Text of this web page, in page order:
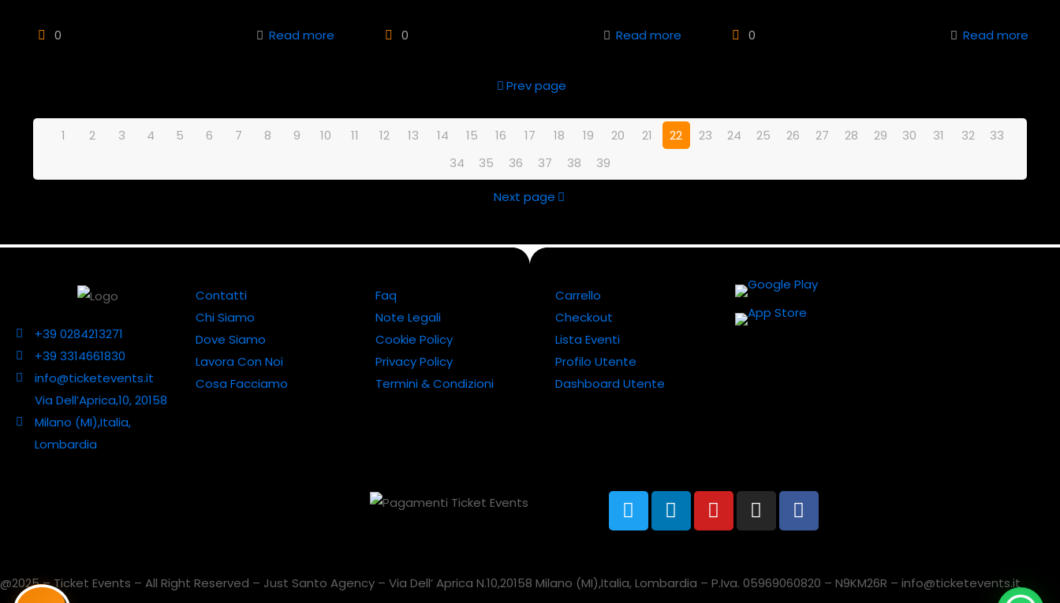
0 Read more 0 Read more 0 Read more
Prev page
1 2 3 4 5 6 7 8 9 10 11 12 13 14 15 16 17 18 19 20 21 22 23 24 25 26 27 28 29 30 31 32
33
34
35 36 37 38 39
Next page
+39 0284213271
+39 3314661830
info@ticketevents.it
Via Dell’Aprica,10, 20158
Milano (MI),Italia,
Lombardia
Contatti
Chi Siamo
Dove Siamo
Lavora Con Noi
Cosa Facciamo
Faq
Note Legali
Cookie Policy
Privacy Policy
Termini & Condizioni
Carrello
Checkout
Lista Eventi
Profilo Utente
Dashboard Utente
@2025 – Ticket Events – All Right Reserved – Just Santo Agency – Via Dell’ Aprica N.10,20158 Milano (MI),Italia, Lombardia – P.Iva. 05969060820 – N9KM26R – info@ticketevents.it